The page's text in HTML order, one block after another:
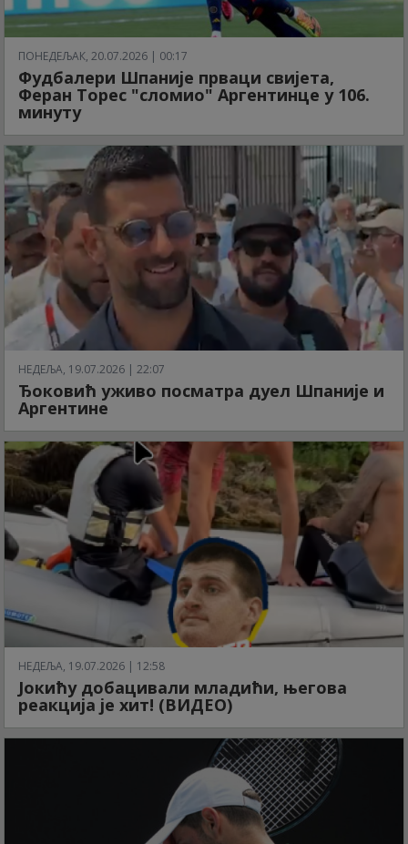
ПОНЕДЕЉАК, 20.07.2026 | 00:17
Фудбалери Шпаније прваци свијета,
Феран Торес "сломио" Аргентинце у 106.
минуту
НЕДЕЉА, 19.07.2026 | 22:07
Ђоковић уживо посматра дуел Шпаније и
Аргентине
НЕДЕЉА, 19.07.2026 | 12:58
Јокићу добацивали младићи, његова
реакција је хит! (ВИДЕО)